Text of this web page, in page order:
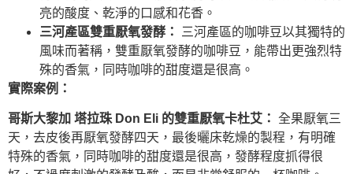
亮的酸度、乾淨的口感和花香。
三河產區雙重厭氧發酵：
三河產區的咖啡豆以其獨特的
風味而著稱，雙重厭氧發酵的咖啡豆，能帶出更強烈特
殊的香氣，同時咖啡的甜度還是很高。
實際案例：
哥斯大黎加 塔拉珠 Don Eli 的雙重厭氧卡杜艾： 全果厭氧三
天，去皮後再厭氧發酵四天，最後曬床乾燥的製程，有明確
特殊的香氣，同時咖啡的甜度還是很高，發酵程度抓得很